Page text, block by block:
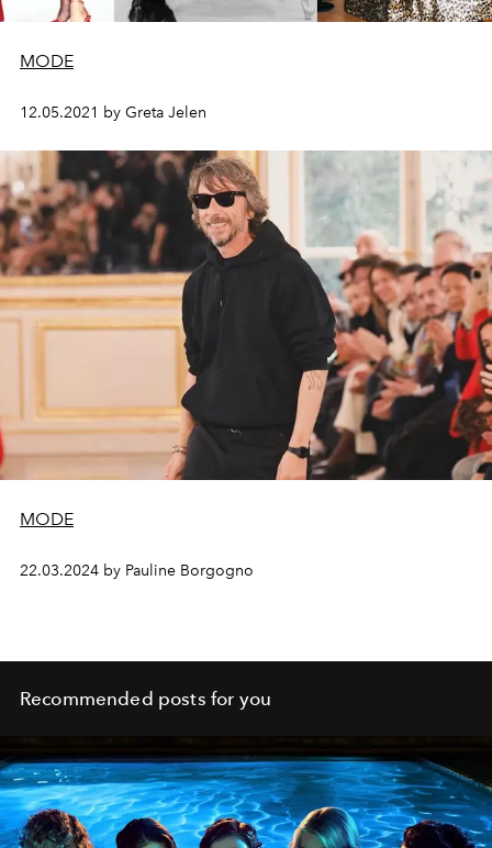
MODE
12.05.2021 by Greta Jelen
MODE
22.03.2024 by Pauline Borgogno
Recommended posts for you